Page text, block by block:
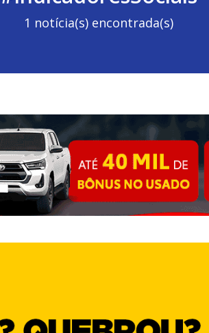
1 notícia(s) encontrada(s)